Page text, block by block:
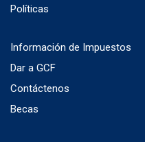
Políticas
Información de Impuestos
Dar a GCF
Contáctenos
Becas